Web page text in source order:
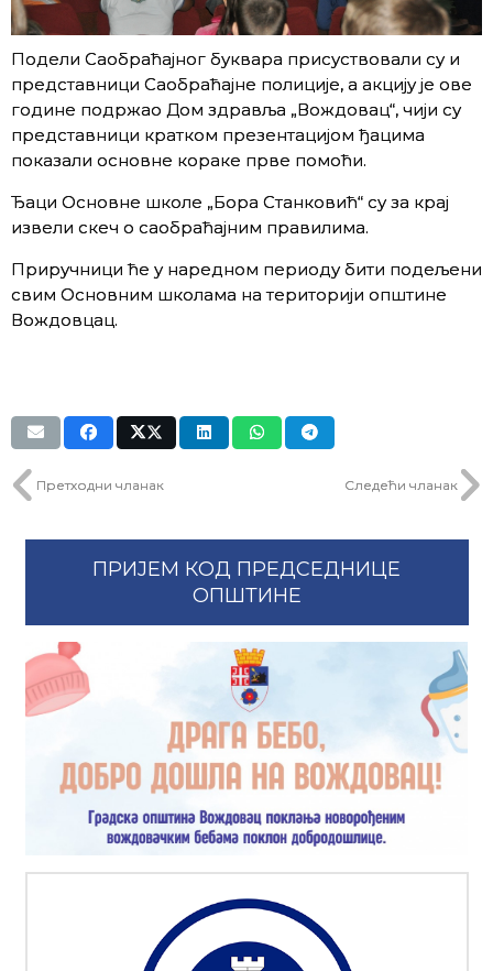
Подели Саобраћајног буквара присуствовали су и
представници Саобраћајне полиције, а акцију је ове
године подржао Дом здравља „Вождовац“, чији су
представници кратком презентацијом ђацима
показали основне кораке прве помоћи.
Ђаци Основне школе „Бора Станковић“ су за крај
извели скеч о саобраћајним правилима.
Приручници ће у наредном периоду бити подељени
свим Основним школама на територији општине
Вождовцац.
Претходни чланак Следећи чланак
ПРИЈЕМ КОД ПРЕДСЕДНИЦЕ
ОПШТИНЕ